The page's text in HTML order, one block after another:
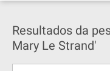
Resultados da
Mary Le Strand'